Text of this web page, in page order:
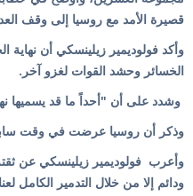
قصيرة الأمد مع روسيا إلى وقف
وأكد فولوديمير زيلينسكي أن
الخسائر وحشد القوات لغزو آخر.
وشدد على أن "أحداً ما قد يسميها
وذكر أن روسيا عرضت في وقت سابق
وأعرب فولوديمير زيلينسكي عن
ودائم إلا من خلال التدمير الكامل